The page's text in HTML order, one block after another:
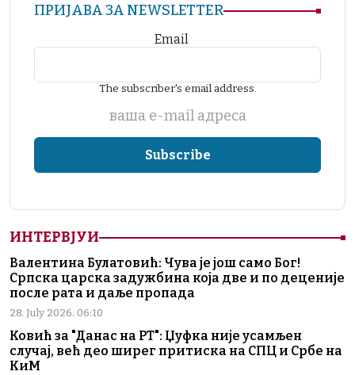
ПРИЈАВА ЗА NEWSLETTER
Email
The subscriber's email address.
ваша е-mail адреса
ИНТЕРВЈУИ
Валентина Булатовић: Чува је још само Бог!
Српска царска задужбина која две и по деценије
после рата и даље пропада
28. July 2026. 06:10
Ковић за "Данас на РТ": Џуфка није усамљен
случај, већ део ширег притиска на СПЦ и Србе на
КиМ